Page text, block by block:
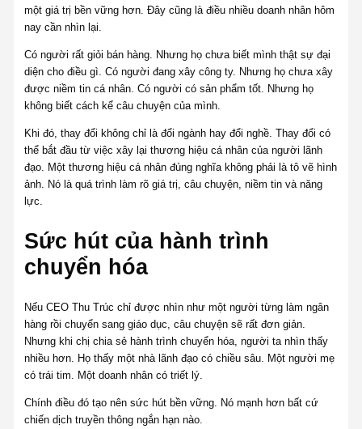
một giá trị bền vững hơn. Đây cũng là điều nhiều doanh nhân hôm
nay cần nhìn lại.
Có người rất giỏi bán hàng. Nhưng họ chưa biết mình thật sự đại
diện cho điều gì. Có người đang xây công ty. Nhưng họ chưa xây
được niềm tin cá nhân. Có người có sản phẩm tốt. Nhưng họ
không biết cách kể câu chuyện của mình.
Khi đó, thay đổi không chỉ là đổi ngành hay đổi nghề. Thay đổi có
thể bắt đầu từ việc xây lại thương hiệu cá nhân của người lãnh
đạo. Một thương hiệu cá nhân đúng nghĩa không phải là tô vẽ hình
ảnh. Nó là quá trình làm rõ giá trị, câu chuyện, niềm tin và năng
lực.
Sức hút của hành trình
chuyển hóa
Nếu CEO Thu Trúc chỉ được nhìn như một người từng làm ngân
hàng rồi chuyển sang giáo dục, câu chuyện sẽ rất đơn giản.
Nhưng khi chị chia sẻ hành trình chuyển hóa, người ta nhìn thấy
nhiều hơn. Họ thấy một nhà lãnh đạo có chiều sâu. Một người mẹ
có trái tim. Một doanh nhân có triết lý.
Chính điều đó tạo nên sức hút bền vững. Nó mạnh hơn bất cứ
chiến dịch truyền thông ngắn hạn nào.